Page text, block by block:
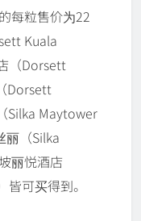
每粒售价为22
Kuala
（Dorsett
Dorsett
Silka Maytower
丽（Silka
丽悦酒店
皆可买得到。